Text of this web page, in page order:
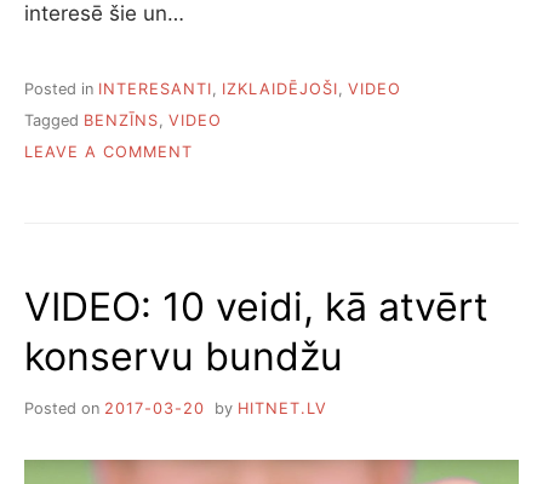
interesē šie un…
Posted in INTERESANTI IZKLAIDĒJOŠI VIDEO
Tagged BENZĪNS, VIDEO
LEAVE A COMMENT
VIDEO: 10 veidi, kā atvērt
konservu bundžu
Posted on 2017-03-20 by HITNET.LV